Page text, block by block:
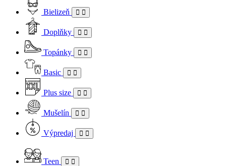
Bielizeň
Doplňky
Topánky
Basic
Plus size
Mušelín
Výpredaj
Teen